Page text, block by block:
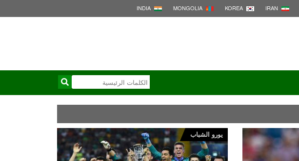
IRAN
KOREA
MONGOLIA
INDIA
يورو الشباب